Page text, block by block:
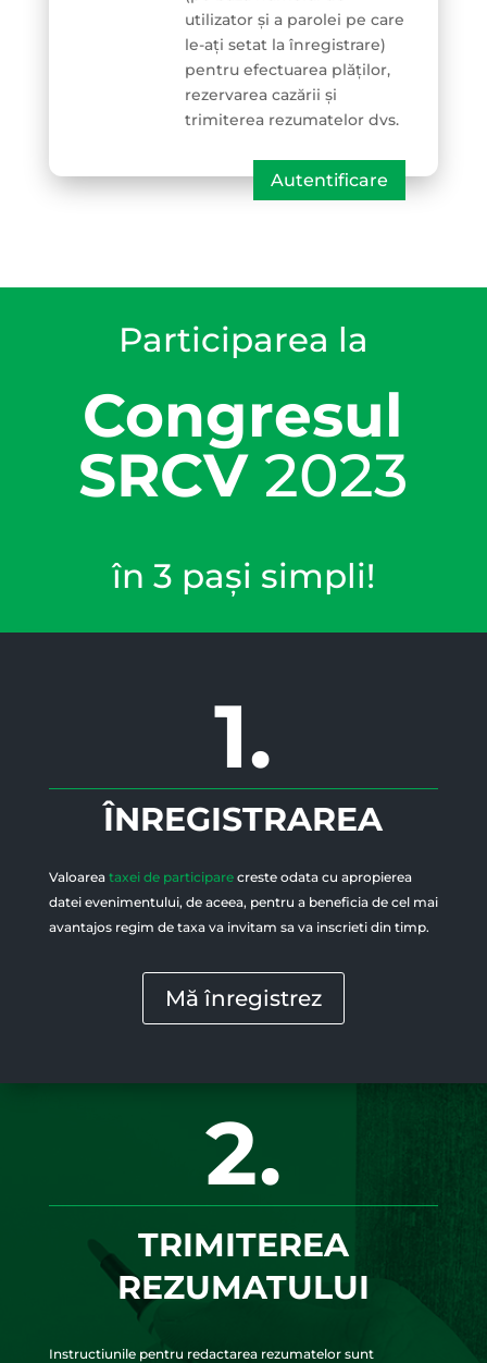
utilizator și a parolei pe care
le-ați setat la înregistrare)
pentru efectuarea plăților,
rezervarea cazării și
trimiterea rezumatelor dvs.
Autentificare
Participarea la
Congresul
SRCV2023
în 3 pași simpli!
1.
ÎNREGISTRAREA
Valoarea taxei de participarecreste odata cu apropierea
datei evenimentului, de aceea, pentru a beneficia de cel mai
avantajos regim de taxa va invitam sa va inscrieti din timp.
Mă înregistrez
2.
TRIMITEREA
REZUMATULUI
Instructiunile pentru redactarea rezumatelor sunt